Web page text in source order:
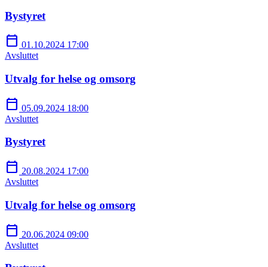
Bystyret
calendar_today 01.10.2024 17:00
Avsluttet
Utvalg for helse og omsorg
calendar_today 05.09.2024 18:00
Avsluttet
Bystyret
calendar_today 20.08.2024 17:00
Avsluttet
Utvalg for helse og omsorg
calendar_today 20.06.2024 09:00
Avsluttet